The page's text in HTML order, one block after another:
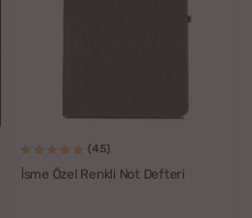
(45)
İsme Özel Renkli Not Defteri